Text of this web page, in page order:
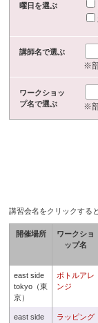
曜日を選ぶ
講師名で選ぶ
※
ワークショッ
プ名で選ぶ
※
講習会名をクリックする
開催場所
ワークショ
ップ名
east side
tokyo（東
京）
ボトルアレ
ンジ
east side
ラッピング